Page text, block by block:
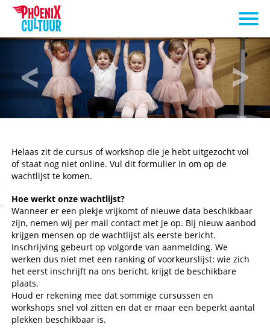
Helaas zit de cursus of workshop die je hebt uitgezocht vol
of staat nog niet online. Vul dit formulier in om op de
wachtlijst te komen.
Hoe werkt onze wachtlijst?
Wanneer er een plekje vrijkomt of nieuwe data beschikbaar
zijn, nemen wij per mail contact met je op. Bij nieuw aanbod
krijgen mensen op de wachtlijst als eerste bericht.
Inschrijving gebeurt op volgorde van aanmelding. We
werken dus niet met een ranking of voorkeurslijst: wie zich
het eerst inschrijft na ons bericht, krijgt de beschikbare
plaats.
Houd er rekening mee dat sommige cursussen en
workshops snel vol zitten en dat er maar een beperkt aantal
plekken beschikbaar is.